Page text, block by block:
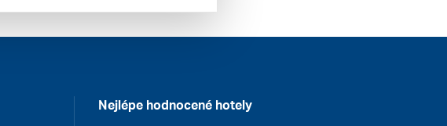
Nejlépe hodnocené hotely